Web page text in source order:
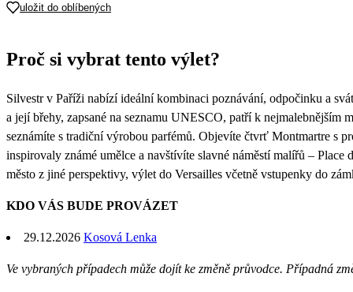
uložit do oblíbených
Proč si vybrat tento výlet?
Silvestr v Paříži nabízí ideální kombinaci poznávání, odpočinku a
a její břehy, zapsané na seznamu UNESCO, patří k nejmalebnějším
seznámíte s tradiční výrobou parfémů. Objevíte čtvrť Montmartre s
inspirovaly známé umělce a navštívíte slavné náměstí malířů –
město z jiné perspektivy, výlet do Versailles včetně vstupenky do
KDO VÁS BUDE PROVÁZET
29.12.2026 Kosová Lenka
Ve vybraných případech může dojít ke změně průvodce. Případná